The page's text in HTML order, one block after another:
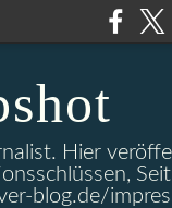
Hier
blog.de/